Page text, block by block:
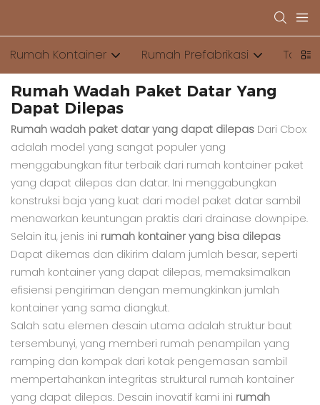
Rumah Kontainer Rumah Prefabrikasi Toilet
Rumah Wadah Paket Datar Yang
Dapat Dilepas
Rumah wadah paket datar yang dapat dilepas Dari Cbox
adalah model yang sangat populer yang
menggabungkan fitur terbaik dari rumah kontainer paket
yang dapat dilepas dan datar. Ini menggabungkan
konstruksi baja yang kuat dari model paket datar sambil
menawarkan keuntungan praktis dari drainase downpipe.
Selain itu, jenis ini rumah kontainer yang bisa dilepas
Dapat dikemas dan dikirim dalam jumlah besar, seperti
rumah kontainer yang dapat dilepas, memaksimalkan
efisiensi pengiriman dengan memungkinkan jumlah
kontainer yang sama diangkut.
Salah satu elemen desain utama adalah struktur baut
tersembunyi, yang memberi rumah penampilan yang
ramping dan kompak dari kotak pengemasan sambil
mempertahankan integritas struktural rumah kontainer
yang dapat dilepas. Desain inovatif kami ini rumah